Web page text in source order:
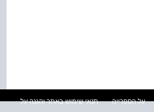
על הספרייה
תנאי שימוש באתר והגנה על